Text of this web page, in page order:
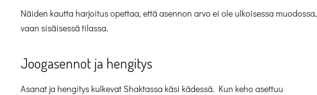
Näiden kautta harjoitus opettaa, että asennon arvo ei ole ulkoisessa muodossa,
vaan sisäisessä tilassa.
Joogasennot ja hengitys
Asanat ja hengitys kulkevat Shaktassa käsi kädessä. Kun keho asettuu